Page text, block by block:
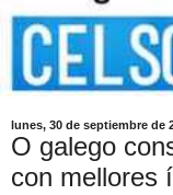
lunes, 30 de septiembre de
O galego
con mellores